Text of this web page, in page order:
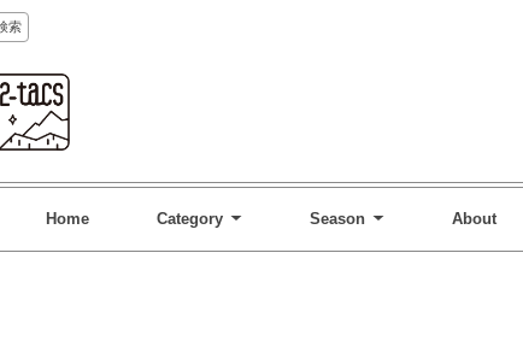
索
Home Category Season About